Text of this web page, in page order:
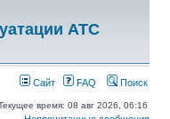
АТС
Сайт FAQ Поиск
время: 08 авг 2026, 06:16